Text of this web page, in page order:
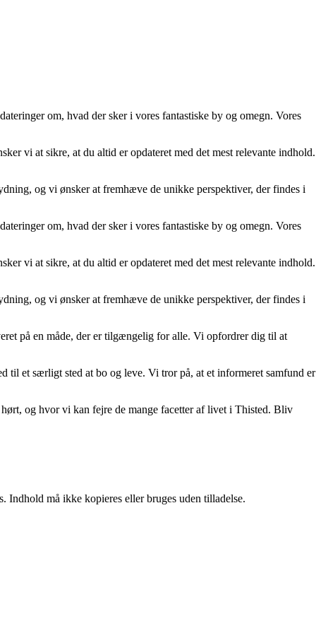
om, hvad der sker i vores fantastiske by og omegn. Vores
vi at sikre, at du altid er opdateret med det mest relevante indhold.
og vi ønsker at fremhæve de unikke perspektiver, der findes i
om, hvad der sker i vores fantastiske by og omegn. Vores
vi at sikre, at du altid er opdateret med det mest relevante indhold.
og vi ønsker at fremhæve de unikke perspektiver, der findes i
på en måde, der er tilgængelig for alle. Vi opfordrer dig til at
et særligt sted at bo og leve. Vi tror på, at et informeret samfund er
og hvor vi kan fejre de mange facetter af livet i Thisted. Bliv
må ikke kopieres eller bruges uden tilladelse.